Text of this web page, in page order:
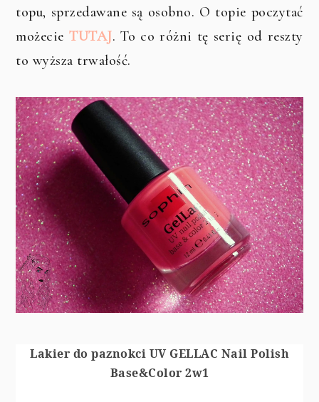
topu, sprzedawane są osobno. O topie poczytać
możecie TUTAJ. To co różni tę serię od reszty
to wyższa trwałość.
Lakier do paznokci UV GELLAC Nail Polish
Base&Color 2w1